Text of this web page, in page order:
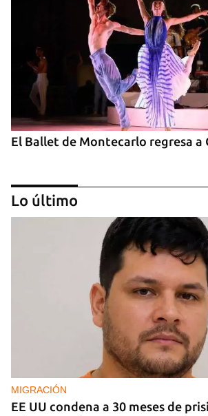
El Ballet de Montecarlo regresa a
Invitan al primer Encuentros
Lo último
MIGRACIÓN
EE UU condena a 30 meses de